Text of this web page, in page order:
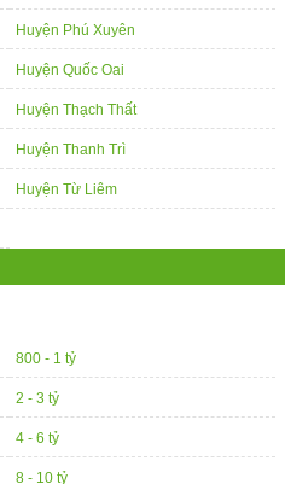
Huyện Phú Xuyên
Huyện Quốc Oai
Huyện Thạch Thất
Huyện Thanh Trì
Huyện Từ Liêm
800 - 1 tỷ
2 - 3 tỷ
4 - 6 tỷ
8 - 10 tỷ